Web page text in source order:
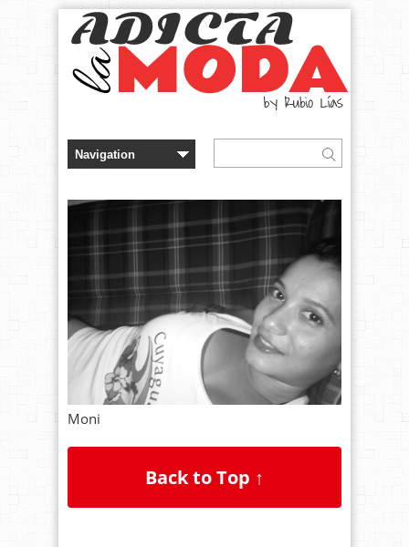
Moni
Back to Top ↑